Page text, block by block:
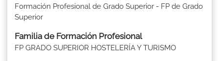
Formación Profesional de Grado Superior - FP de Grado
Superior
Familia de Formación Profesional
FP GRADO SUPERIOR HOSTELERÍA Y TURISMO